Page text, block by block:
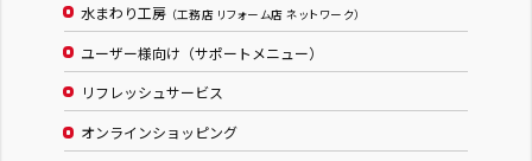
水まわり工房 （工務店 リフォーム店 ネットワーク）
ユーザー様向け（サポートメニュー）
リフレッシュサービス
オンラインショッピング